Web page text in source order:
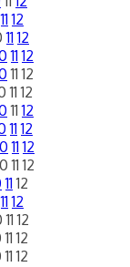
11 12
11 12
11 12
11 12
11 12
11 12
11 12
11 12
11 12
11 12
11 12
11 12
11 12
11 12